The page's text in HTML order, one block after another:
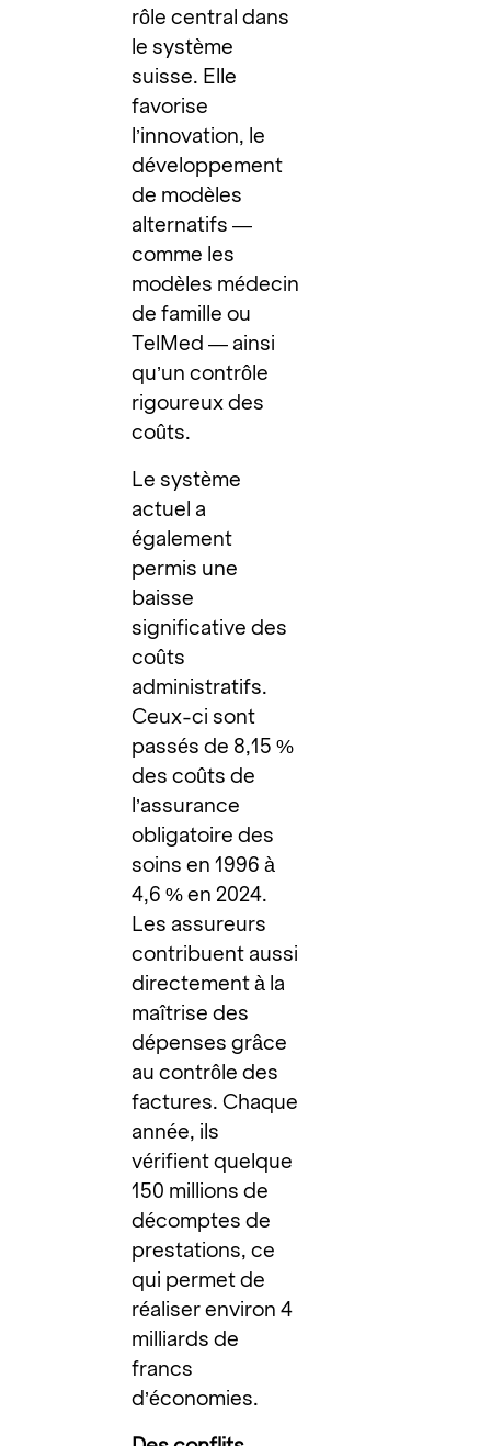
rôle central dans
le système
suisse. Elle
favorise
l’innovation, le
développement
de modèles
alternatifs —
comme les
modèles médecin
de famille ou
TelMed — ainsi
qu’un contrôle
rigoureux des
coûts.
Le système
actuel a
également
permis une
baisse
significative des
coûts
administratifs.
Ceux-ci sont
passés de 8,15 %
des coûts de
l’assurance
obligatoire des
soins en 1996 à
4,6 % en 2024.
Les assureurs
contribuent aussi
directement à la
maîtrise des
dépenses grâce
au contrôle des
factures. Chaque
année, ils
vérifient quelque
150 millions de
décomptes de
prestations, ce
qui permet de
réaliser environ 4
milliards de
francs
d’économies.